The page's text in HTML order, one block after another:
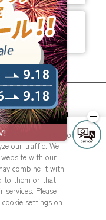
からレジャーまで、
れるホテルへ。
CO., LTD.
on our website, to
our traffic. We
with our
combine it with
to them or that
Please
settings on